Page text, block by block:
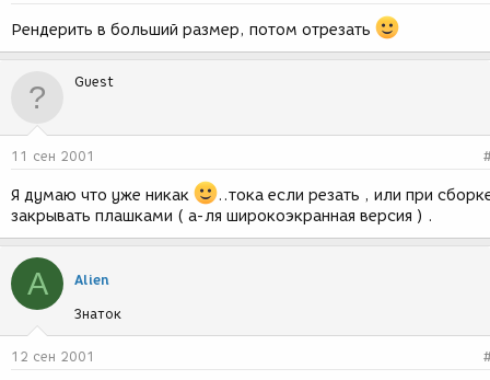
Рендерить в больший размер, потом отрезать
Guest
11 сен 2001
Я думаю что уже никак
..тока если резать , или при
закрывать плашками ( а-ля широкоэкранная версия ) .
A Alien
Знаток
12 сен 2001